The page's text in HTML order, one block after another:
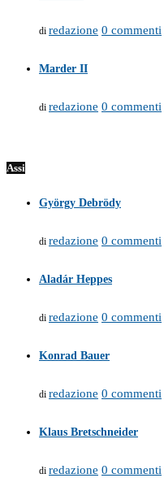
di redazione 0 commenti
Marder II
di redazione 0 commenti
Assi
György Debrödy
di redazione 0 commenti
Aladár Heppes
di redazione 0 commenti
Konrad Bauer
di redazione 0 commenti
Klaus Bretschneider
di redazione 0 commenti